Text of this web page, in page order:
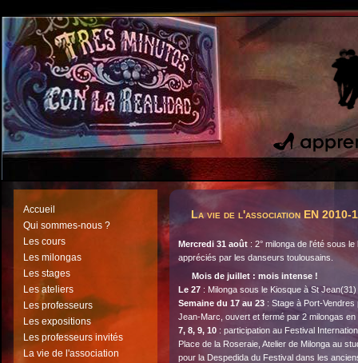
Accueil
Qui sommes-nous ?
Les cours
Les milongas
Les stages
Les ateliers
Les professeurs
Les expositions
Les professeurs invités
La vie de l'association
La vie de l'association EN 2010-
Mercredi 31 août : 2° milonga de l'été sous
appréciés par les danseurs toulousains.
Mois de juillet : mois intense !
Le 27 : Milonga sous le Kiosque à St Jean(31)
Semaine du 17 au 23 : Stage à Port-
Jean-Marc, ouvert et fermé par 2 milongas en
7, 8, 9, 10 : participation au Festival
Place de la Roseraie, Atelier de Milonga au
pour la Despedida du Festival dans les